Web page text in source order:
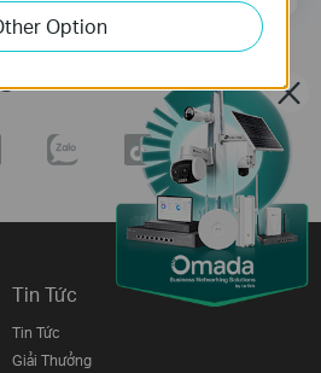
tôi
Tin Tức
Tin Tức
Giải Thưởng
Option